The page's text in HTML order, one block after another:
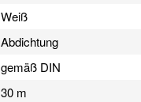
Weiß
Abdichtung
gemäß DIN
30 m